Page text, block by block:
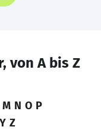
von A bis Z
M N O P
Y Z